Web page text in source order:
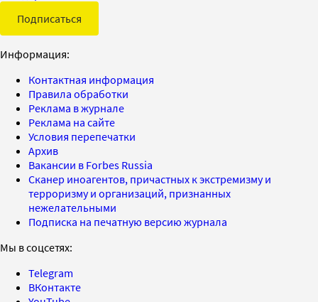
Подписаться
Информация:
Контактная информация
Правила обработки
Реклама в журнале
Реклама на сайте
Условия перепечатки
Архив
Вакансии в Forbes Russia
Сканер иноагентов, причастных к экстремизму и
терроризму и организаций, признанных
нежелательными
Подписка на печатную версию журнала
Мы в соцсетях:
Telegram
ВКонтакте